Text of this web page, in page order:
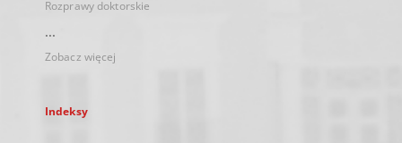
Rozprawy doktorskie
...
Zobacz więcej
Indeksy